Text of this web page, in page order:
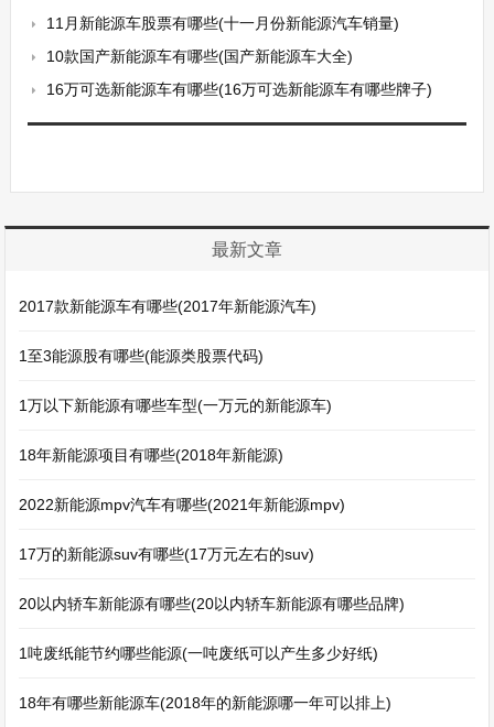
11月新能源车股票有哪些(十一月份新能源汽车销量)
10款国产新能源车有哪些(国产新能源车大全)
16万可选新能源车有哪些(16万可选新能源车有哪些牌子)
最新文章
2017款新能源车有哪些(2017年新能源汽车)
1至3能源股有哪些(能源类股票代码)
1万以下新能源有哪些车型(一万元的新能源车)
18年新能源项目有哪些(2018年新能源)
2022新能源mpv汽车有哪些(2021年新能源mpv)
17万的新能源suv有哪些(17万元左右的suv)
20以内轿车新能源有哪些(20以内轿车新能源有哪些品牌)
1吨废纸能节约哪些能源(一吨废纸可以产生多少好纸)
18年有哪些新能源车(2018年的新能源哪一年可以排上)